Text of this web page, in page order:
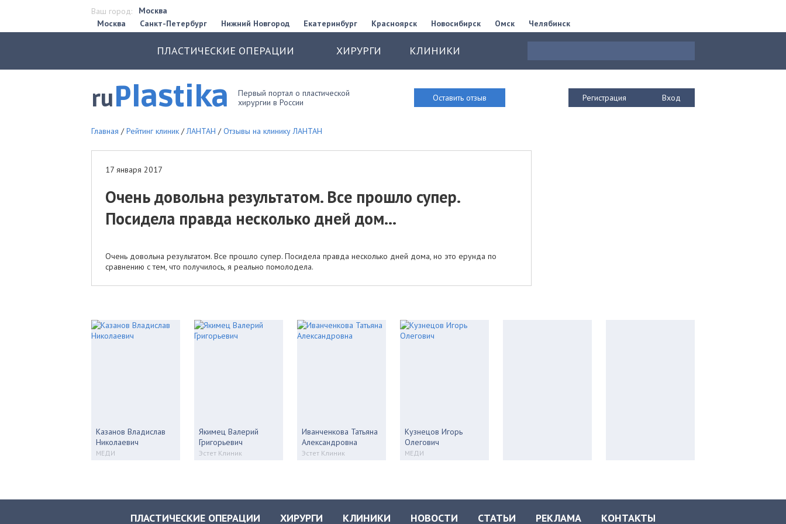
Ваш город:
Москва
Москва
Санкт-Петербург Нижний Новгород Екатеринбург Красноярск Новосибирск Омск Челябинск
ПЛАСТИЧЕСКИЕ ОПЕРАЦИИ ХИРУРГИ КЛИНИКИ
ruPlastika
Первый портал о пластической
хирургии в России
Оставить отзыв Регистрация Вход
Главная /Рейтинг клиник /ЛАНТАН /Отзывы на клинику ЛАНТАН
17 января 2017
Очень довольна результатом. Все прошло супер.
Посидела правда несколько дней дом...
Очень довольна результатом. Все прошло супер. Посидела правда несколько дней дома, но это ерунда по
сравнению с тем, что получилось, я реально помолодела.
Казанов Владислав
Николаевич
МЕДИ
Якимец Валерий
Григорьевич
Эстет Клиник
Иванченкова Татьяна
Александровна
Эстет Клиник
Кузнецов Игорь
Олегович
МЕДИ
ПЛАСТИЧЕСКИЕ ОПЕРАЦИИ ХИРУРГИ КЛИНИКИ НОВОСТИ СТАТЬИ РЕКЛАМА КОНТАКТЫ